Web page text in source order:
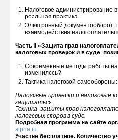
Налоговое администрирование
реальная практика.
Электронный документооборот:
взаимодействия
Часть II «Защита прав
налоговых проверок и в суде:
Современные методы работы
изменилось?
Тактика налоговой
Налоговые проверки и налоговые
защищаться.
Техника защиты прав
налоговых споров в суде.
Подробная программа на сайте
alpha.ru
Участие бесплатное. Количество